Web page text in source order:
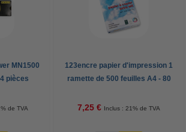
MN1500
pièces
de TVA
123encre papier d'impression 1
ramette de 500 feuilles A4 - 80
7,25 € Inclus : 21% de TVA